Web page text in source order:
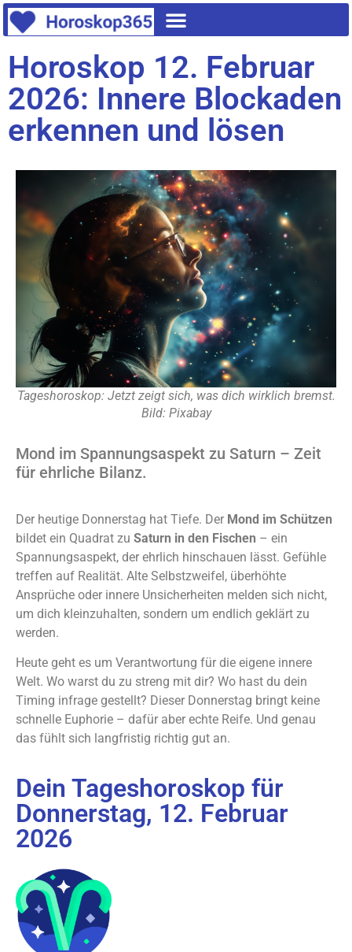
Horoskop 12. Februar
2026: Innere Blockaden
erkennen und lösen
Tageshoroskop: Jetzt zeigt sich, was dich wirklich bremst.
Bild: Pixabay
Mond im Spannungsaspekt zu Saturn – Zeit
für ehrliche Bilanz.
Der heutige Donnerstag hat Tiefe. Der Mond im Schützen
bildet ein Quadrat zu Saturn in den Fischen – ein
Spannungsaspekt, der ehrlich hinschauen lässt. Gefühle
treffen auf Realität. Alte Selbstzweifel, überhöhte
Ansprüche oder innere Unsicherheiten melden sich nicht,
um dich kleinzuhalten, sondern um endlich geklärt zu
werden.
Heute geht es um Verantwortung für die eigene innere
Welt. Wo warst du zu streng mit dir? Wo hast du dein
Timing infrage gestellt? Dieser Donnerstag bringt keine
schnelle Euphorie – dafür aber echte Reife. Und genau
das fühlt sich langfristig richtig gut an.
Dein Tageshoroskop für
Donnerstag, 12. Februar
2026